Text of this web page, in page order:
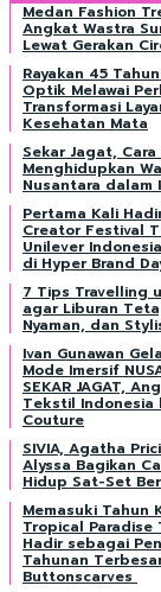
Medan Fashion
Angkat Wastra
Lewat Gerakan
Rayakan 45
Optik Melawai
Transformasi
Kesehatan Mata
Sekar Jagat, Cara
Menghidupkan
Nusantara dalam
Pertama Kali
Creator Festival
Unilever
di Hyper Brand
7 Tips Travelling
agar Liburan
Nyaman, dan
Ivan Gunawan
Mode Imersif
SEKAR JAGAT,
Tekstil Indonesia
Couture
SIVIA, Agatha
Alyssa Bagikan
Hidup Sat-Set
Memasuki Tahun
Tropical Paradise
Hadir sebagai
Tahunan
Buttonscarves